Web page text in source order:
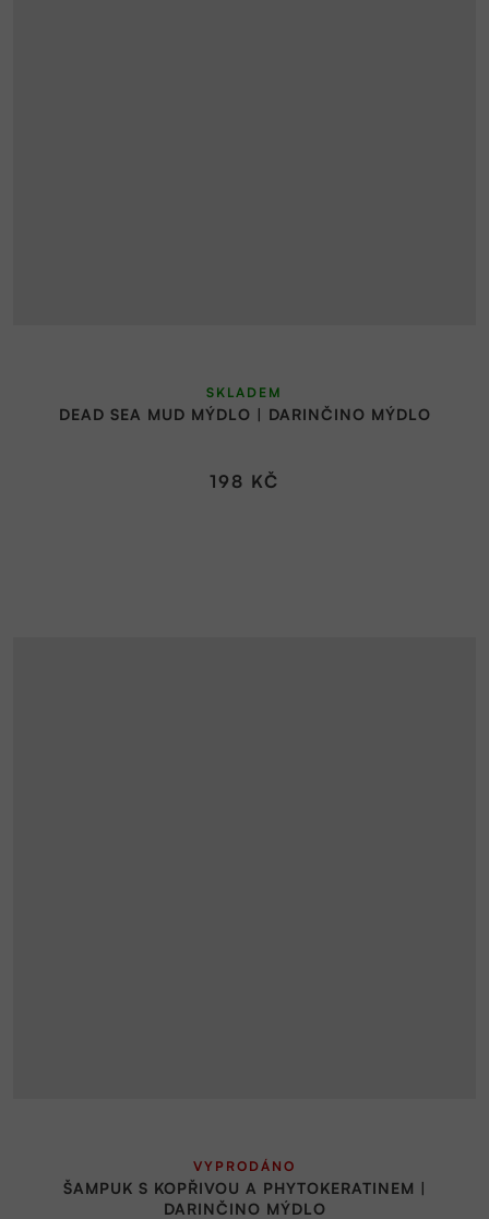
DEAD SEA MUD MÝDLO | DARINČINO MÝDLO
SKLADEM
198 KČ
ŠAMPUK S KOPŘIVOU A PHYTOKERATINEM |
DARINČINO MÝDLO
hodnocení
produktu
VYPRODÁNO